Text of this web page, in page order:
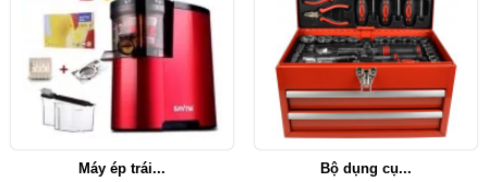
Máy ép trái... Bộ dụng cụ...